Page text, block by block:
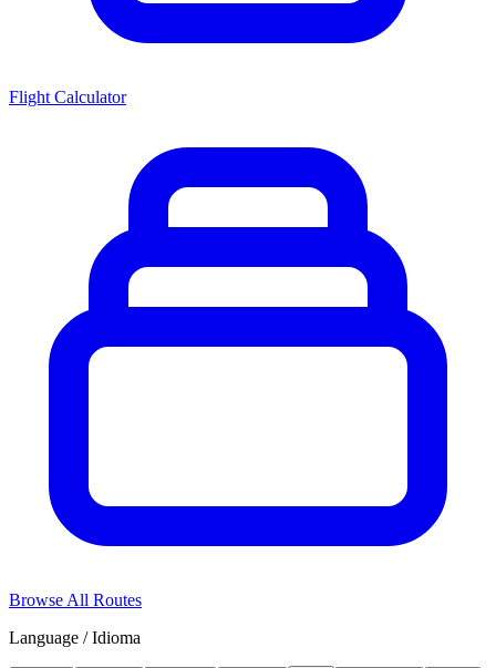
Flight Calculator
Browse All Routes
Language / Idioma